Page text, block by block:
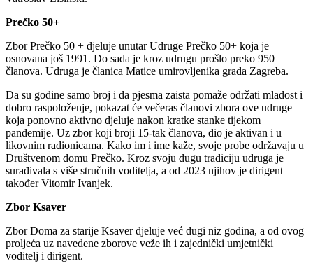
Prečko 50+
Zbor Prečko 50 + djeluje unutar Udruge Prečko 50+ koja je
osnovana još 1991. Do sada je kroz udrugu prošlo preko 950
članova. Udruga je članica Matice umirovljenika grada Zagreba.
Da su godine samo broj i da pjesma zaista pomaže održati mladost i
dobro raspoloženje, pokazat će večeras članovi zbora ove udruge
koja ponovno aktivno djeluje nakon kratke stanke tijekom
pandemije. Uz zbor koji broji 15-tak članova, dio je aktivan i u
likovnim radionicama. Kako im i ime kaže, svoje probe održavaju u
Društvenom domu Prečko. Kroz svoju dugu tradiciju udruga je
surađivala s više stručnih voditelja, a od 2023 njihov je dirigent
također Vitomir Ivanjek.
Zbor Ksaver
Zbor Doma za starije Ksaver djeluje već dugi niz godina, a od ovog
proljeća uz navedene zborove veže ih i zajednički umjetnički
voditelj i dirigent.